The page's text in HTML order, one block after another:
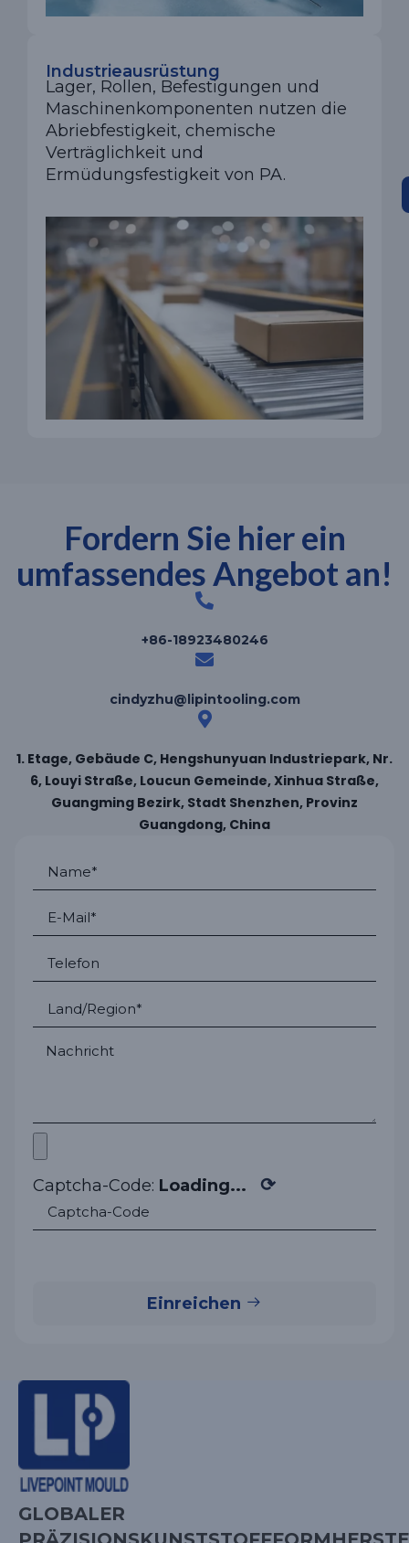
Industrieausrüstung
Lager, Rollen, Befestigungen und
Maschinenkomponenten nutzen die
Abriebfestigkeit, chemische
Verträglichkeit und
Ermüdungsfestigkeit von PA.
Fordern Sie hier ein
umfassendes Angebot an!
+86-18923480246
cindyzhu@lipintooling.com
1. Etage, Gebäude C, Hengshunyuan Industriepark, Nr.
6, Louyi Straße, Loucun Gemeinde, Xinhua Straße,
Guangming Bezirk, Stadt Shenzhen, Provinz
Guangdong, China
Captcha-Code: Loading... ⟳
Einreichen
GLOBALER